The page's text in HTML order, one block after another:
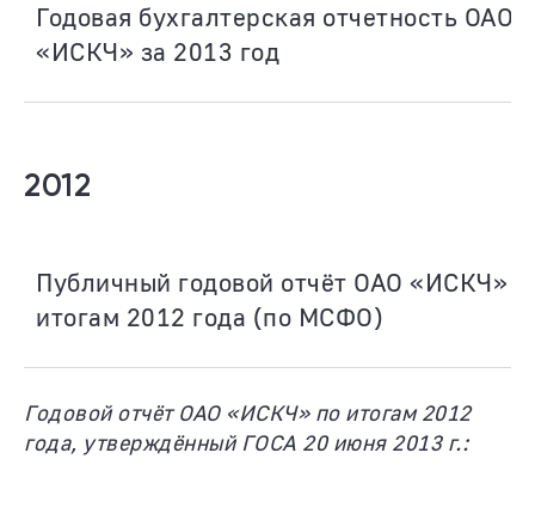
Годовая бухгалтерская отчетность ОАО
«ИСКЧ» за 2013 год
2012
Публичный годовой отчёт ОАО «ИСКЧ»
итогам 2012 года (по МСФО)
Годовой отчёт ОАО «ИСКЧ» по итогам 2012
года, утверждённый ГОСА 20 июня 2013 г.: